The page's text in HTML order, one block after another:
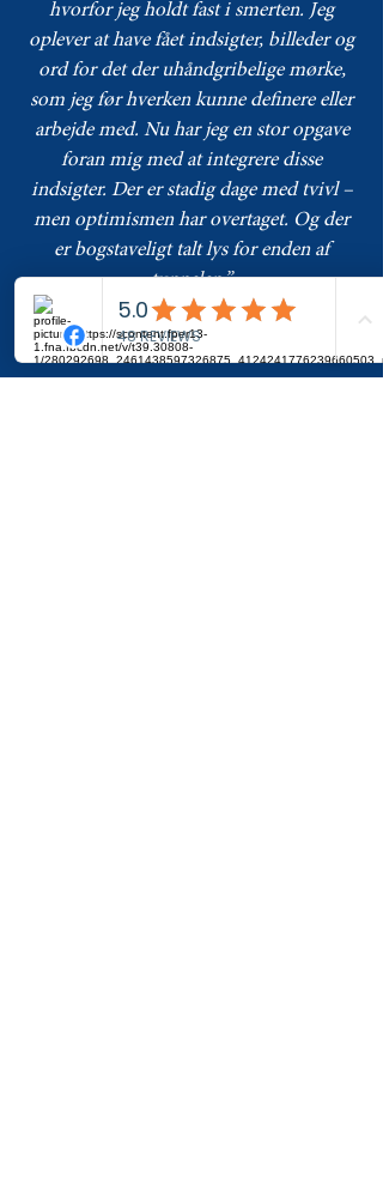
hvorfor jeg holdt fast i smerten. Jeg
oplever at have fået indsigter, billeder og
ord for det der uhåndgribelige mørke,
som jeg før hverken kunne definere eller
arbejde med. Nu har jeg en stor opgave
foran mig med at integrere disse
indsigter. Der er stadig dage med tvivl –
men optimismen har overtaget. Og der
er bogstaveligt talt lys for enden af
tunnelen.”
Helle, 36 år.